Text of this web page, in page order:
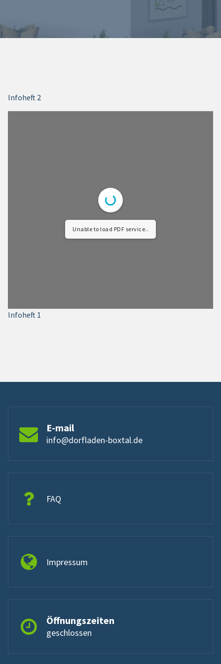
Infoheft 2
Unable to load PDF service..
Infoheft 1
E-mail
info@dorfladen-boxtal.de
FAQ
Impressum
Öffnungszeiten
geschlossen